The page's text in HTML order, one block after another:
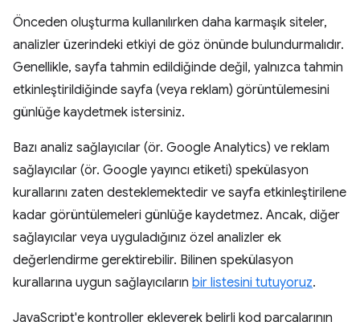
Önceden oluşturma kullanılırken daha karmaşık siteler,
analizler üzerindeki etkiyi de göz önünde bulundurmalıdır.
Genellikle, sayfa tahmin edildiğinde değil, yalnızca tahmin
etkinleştirildiğinde sayfa (veya reklam) görüntülemesini
günlüğe kaydetmek istersiniz.
Bazı analiz sağlayıcılar (ör. Google Analytics) ve reklam
sağlayıcılar (ör. Google yayıncı etiketi) spekülasyon
kurallarını zaten desteklemektedir ve sayfa etkinleştirilene
kadar görüntülemeleri günlüğe kaydetmez. Ancak, diğer
sağlayıcılar veya uyguladığınız özel analizler ek
değerlendirme gerektirebilir. Bilinen spekülasyon
kurallarına uygun sağlayıcıların bir listesini tutuyoruz.
JavaScript'e kontroller ekleyerek belirli kod parçalarının